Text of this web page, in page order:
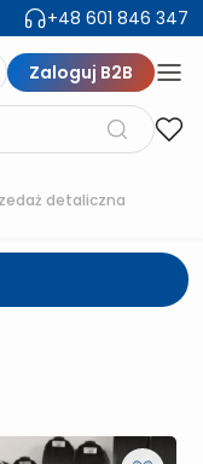
+48 601 846 347
Zaloguj B2B
detaliczna
według